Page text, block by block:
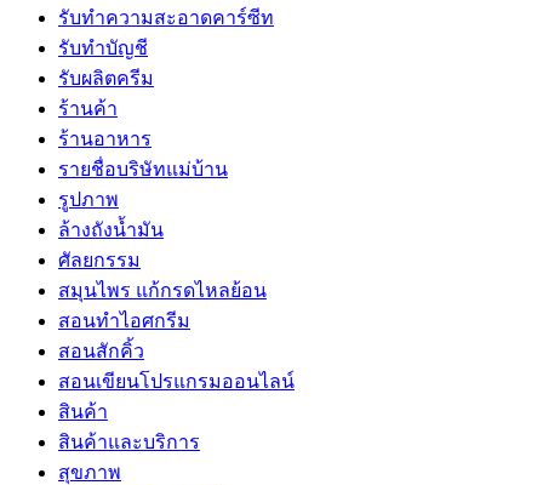
รับทำความสะอาดคาร์ซีท
รับทำบัญชี
รับผลิตครีม
ร้านค้า
ร้านอาหาร
รายชื่อบริษัทแม่บ้าน
รูปภาพ
ล้างถังน้ำมัน
ศัลยกรรม
สมุนไพร แก้กรดไหลย้อน
สอนทำไอศกรีม
สอนสักคิ้ว
สอนเขียนโปรแกรมออนไลน์
สินค้า
สินค้าและบริการ
สุขภาพ